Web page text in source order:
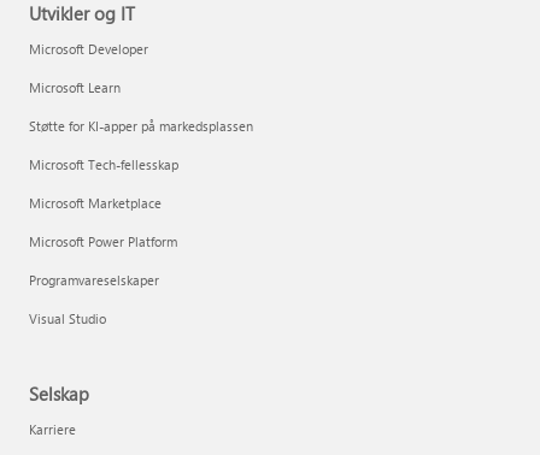
Utvikler og IT
Microsoft Developer
Microsoft Learn
Støtte for KI-apper på markedsplassen
Microsoft Tech-fellesskap
Microsoft Marketplace
Microsoft Power Platform
Programvareselskaper
Visual Studio
Selskap
Karriere